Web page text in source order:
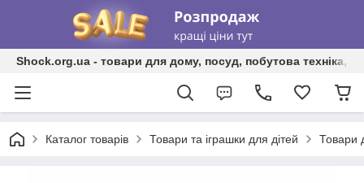
Shock.org.ua - товари для дому, посуд, побутова техніка,
Каталог товарів Товари та іграшки для дітей Товари